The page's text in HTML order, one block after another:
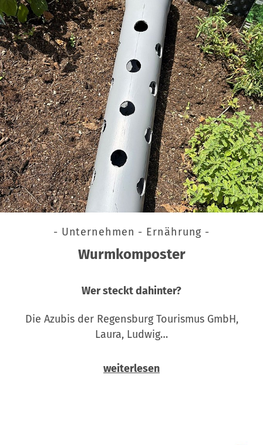
- Unternehmen - Ernährung -
Wurmkomposter
Wer steckt dahinter?
Die Azubis der Regensburg Tourismus GmbH,
Laura, Ludwig…
weiterlesen